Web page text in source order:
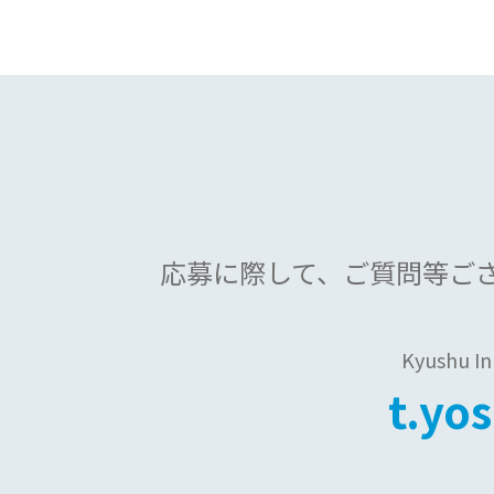
応募に際して、 ご質問等ご
Kyushu